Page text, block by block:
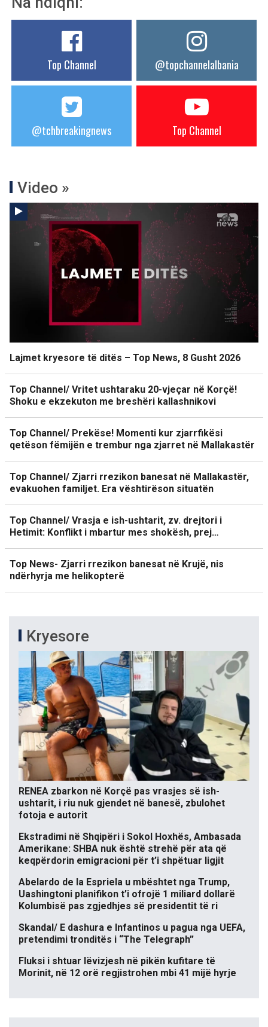
Top Channel @topchannelalbania
@tchbreakingnews Top Channel
Video »
Lajmet kryesore të ditës – Top News, 8 Gusht 2026
Top Channel/ Vritet ushtaraku 20-vjeçar në Korçë!
Shoku e ekzekuton me breshëri kallashnikovi
Top Channel/ Prekëse! Momenti kur zjarrfikësi
qetëson fëmijën e trembur nga zjarret në Mallakastër
Top Channel/ Zjarri rrezikon banesat në Mallakastër,
evakuohen familjet. Era vështirëson situatën
Top Channel/ Vrasja e ish-ushtarit, zv. drejtori i
Hetimit: Konflikt i mbartur mes shokësh, prej…
Top News- Zjarri rrezikon banesat në Krujë, nis
ndërhyrja me helikopterë
Kryesore
RENEA zbarkon në Korçë pas vrasjes së ish-
ushtarit, i riu nuk gjendet në banesë, zbulohet
fotoja e autorit
Ekstradimi në Shqipëri i Sokol Hoxhës, Ambasada
Amerikane: SHBA nuk është strehë për ata që
keqpërdorin emigracioni për t’i shpëtuar ligjit
Abelardo de la Espriela u mbështet nga Trump,
Uashingtoni planifikon t’i ofrojë 1 miliard dollarë
Kolumbisë pas zgjedhjes së presidentit të ri
Skandal/ E dashura e Infantinos u pagua nga UEFA,
pretendimi tronditës i “The Telegraph”
Fluksi i shtuar lëvizjesh në pikën kufitare të
Morinit, në 12 orë regjistrohen mbi 41 mijë hyrje